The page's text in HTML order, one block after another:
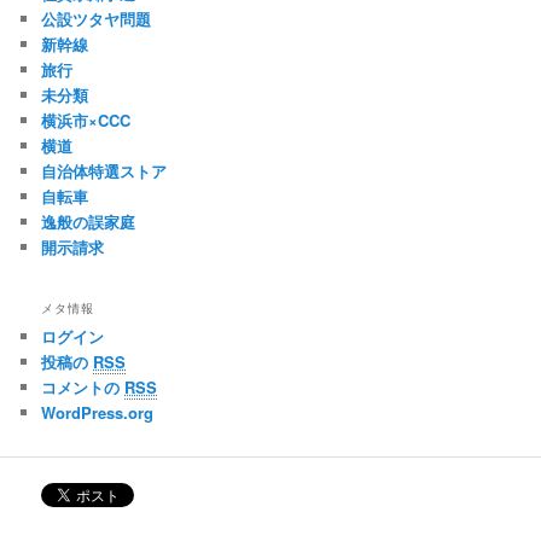
公設ツタヤ問題
新幹線
旅行
未分類
横浜市×CCC
横道
自治体特選ストア
自転車
逸般の誤家庭
開示請求
メタ情報
ログイン
投稿の RSS
コメントの RSS
WordPress.org